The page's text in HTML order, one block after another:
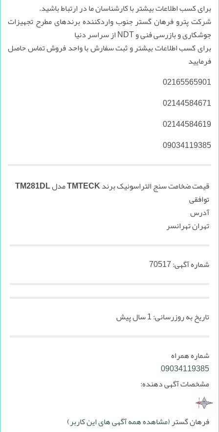
برای کسب اطلاعات بیشتر با کارشناسان ما در ارتباط باشید.
شرکت پترو فرهان گستر جنوب واردکننده برند‌های مطرح تجهیزات
جوشکاری و بازرسی فنی و NDT از سراسر دنیا
برای کسب اطلاعات بیشتر و ثبت سفارش با واحد فروش تماس حاصل
فرمایید
02165565901
02144584671
02144584619
09034119385
قیمت ضخامت سنج التراسونیک برند TMTECK مدل TM281DL
توافقی
آدرس
تهران تهرانسر
شماره آگهی:70517
تاریخ به روزرسانی:1 سال پیش
شماره همراه
09034119385
مشخصات آگهی دهنده:
فرهان گستر(مشاهده همه آگهی های این کاربر)